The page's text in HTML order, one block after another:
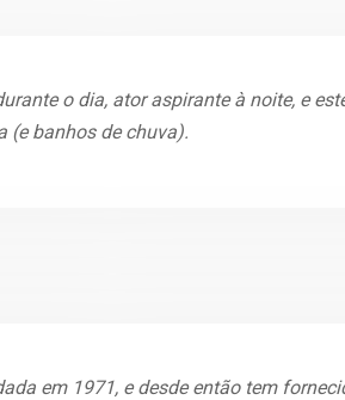
o dia, ator aspirante à noite, e
(e banhos de chuva).
em 1971, e desde então tem